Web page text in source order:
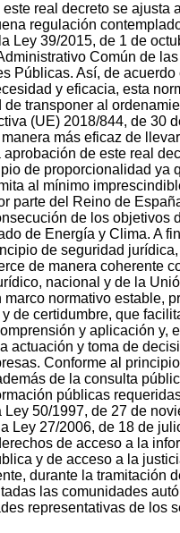
real decreto se ajusta
regulación
Ley 39/2015, de 1 de
Común de las
Públicas. Así, de acuerdo
y eficacia, esta
de transponer al
(UE) 2018/844, de 30
más eficaz de
de este real
de proporcionalidad ya
al mínimo
parte del Reino de
de los objetivos
de Energía y Clima. A
de seguridad
de manera coherente
nacional y de la
marco normativo estable,
de certidumbre, que
y aplicación y,
actuación y toma de
Conforme al
de la consulta
públicas
50/1997, de 27 de
Ley 27/2006, de 18 de
de acceso a la
y de acceso a la
durante la tramitación
las comunidades
representativas de los